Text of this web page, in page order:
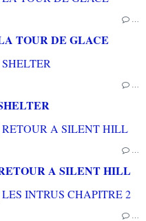
…
TOUR DE GLACE
…
…
A SILENT HILL
…